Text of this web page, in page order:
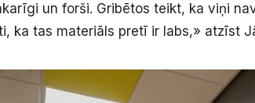
un forši. Gribētos teikt, ka viņi
ka tas materiāls pretī ir labs,» atzīst